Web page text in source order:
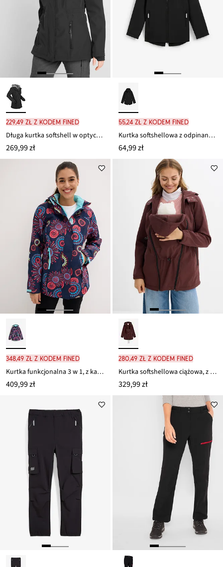
229,49 zł z kodem FINED
Długa kurtka softshell w optyce 2 w 1, z hydrofobowego materiału
269,99 zł
55,24 zł z kodem FINED
Kurtka softshellowa z odpinanym kapturem, hydrofobowa
64,99 zł
348,49 zł z kodem FINED
Kurtka funkcjonalna 3 w 1, z kapturem, nieprzemakalna
409,99 zł
280,49 zł z kodem FINED
Kurtka softshellowa ciążowa, z regulacją obwodu
329,99 zł